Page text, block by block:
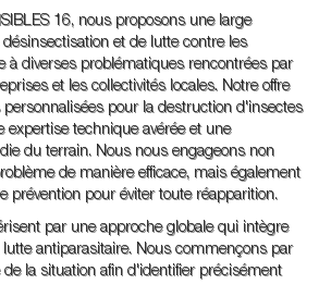
16, nous proposons une large
et de lutte contre les
à diverses problématiques rencontrées par
et les collectivités locales. Notre offre
pour la destruction d'insectes
expertise technique avérée et une
du terrain. Nous nous engageons non
de manière efficace, mais également
prévention pour éviter toute réapparition.
par une approche globale qui intègre
antiparasitaire. Nous commençons par
de la situation afin d'identifier précisément